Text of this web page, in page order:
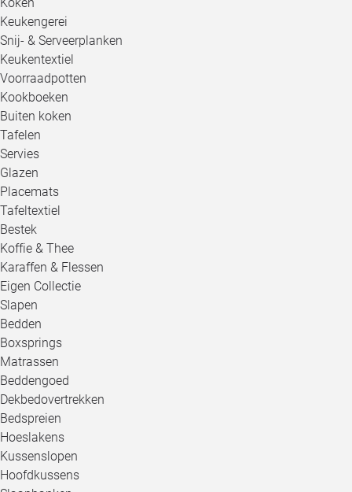
Keukengerei
Snij- & Serveerplanken
Keukentextiel
Voorraadpotten
Kookboeken
Buiten koken
Tafelen
Servies
Glazen
Placemats
Tafeltextiel
Bestek
Koffie & Thee
Karaffen & Flessen
Eigen Collectie
Slapen
Bedden
Boxsprings
Matrassen
Beddengoed
Dekbedovertrekken
Bedspreien
Hoeslakens
Kussenslopen
Hoofdkussens